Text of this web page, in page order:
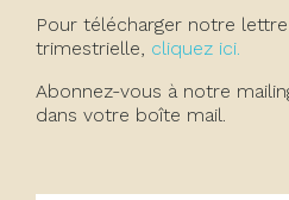
Pour télécharger notre
trimestrielle, cliquez ici.
Abonnez-vous à notre
dans votre boîte mail.